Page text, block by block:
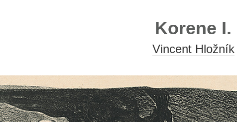
Korene I.
Vincent Hložník